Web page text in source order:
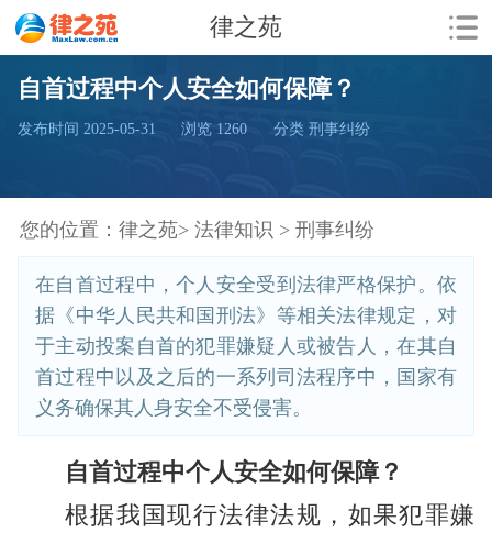
律之苑
自首过程中个人安全如何保障？
发布时间 2025-05-31 浏览 1260 分类 刑事纠纷
您的位置： 律之苑> 法律知识 > 刑事纠纷
在自首过程中，个人安全受到法律严格保护。依
据《中华人民共和国刑法》等相关法律规定，对
于主动投案自首的犯罪嫌疑人或被告人，在其自
首过程中以及之后的一系列司法程序中，国家有
义务确保其人身安全不受侵害。
自首过程中个人安全如何保障？
根据我国现行法律法规，如果犯罪嫌